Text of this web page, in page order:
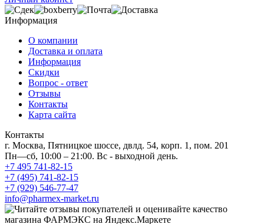
Информация
О компании
Доставка и оплата
Информация
Скидки
Вопрос - ответ
Отзывы
Контакты
Карта сайта
Контакты
г. Москва, Пятницкое шоссе, двлд. 54, корп. 1, пом. 201
Пн—сб, 10:00 – 21:00. Вс - выходной день.
+7 495 741-82-15
+7 (495) 741-82-15
+7 (929) 546-77-47
info@pharmex-market.ru